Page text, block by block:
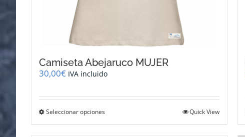
Camiseta Abejaruco MUJER
30,00€ IVA incluido
Seleccionar opciones Quick View